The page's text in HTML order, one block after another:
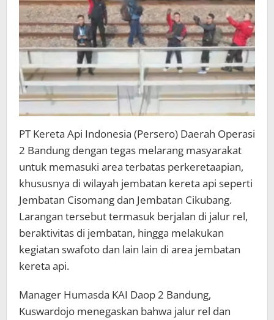
PT Kereta Api Indonesia (Persero) Daerah Operasi
2 Bandung dengan tegas melarang masyarakat
untuk memasuki area terbatas perkeretaapian,
khususnya di wilayah jembatan kereta api seperti
Jembatan Cisomang dan Jembatan Cikubang.
Larangan tersebut termasuk berjalan di jalur rel,
beraktivitas di jembatan, hingga melakukan
kegiatan swafoto dan lain lain di area jembatan
kereta api.
Manager Humasda KAI Daop 2 Bandung,
Kuswardojo menegaskan bahwa jalur rel dan